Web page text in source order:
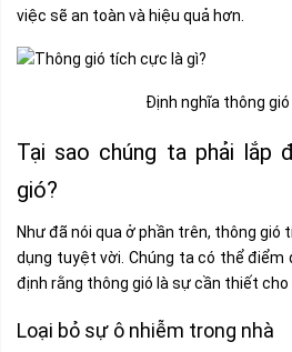
việc sẽ an toàn và hiệu quả hơn.
Định nghĩa thông
Tại sao chúng ta phải lắp
gió?
Như đã nói qua ở phần trên, thông
dụng tuyệt vời. Chúng ta có thể điểm
định rằng thông gió là sự cần thiết cho
Loại bỏ sự ô nhiễm trong nhà